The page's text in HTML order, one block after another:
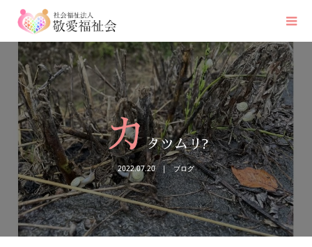
カタツムリ?
2022.07.20 ブログ